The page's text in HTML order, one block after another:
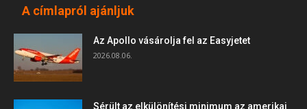
A címlapról ajánljuk
Az Apollo vásárolja fel az Easyjetet
2026.08.06.
Sérült az elkülönítési minimum az amerikai